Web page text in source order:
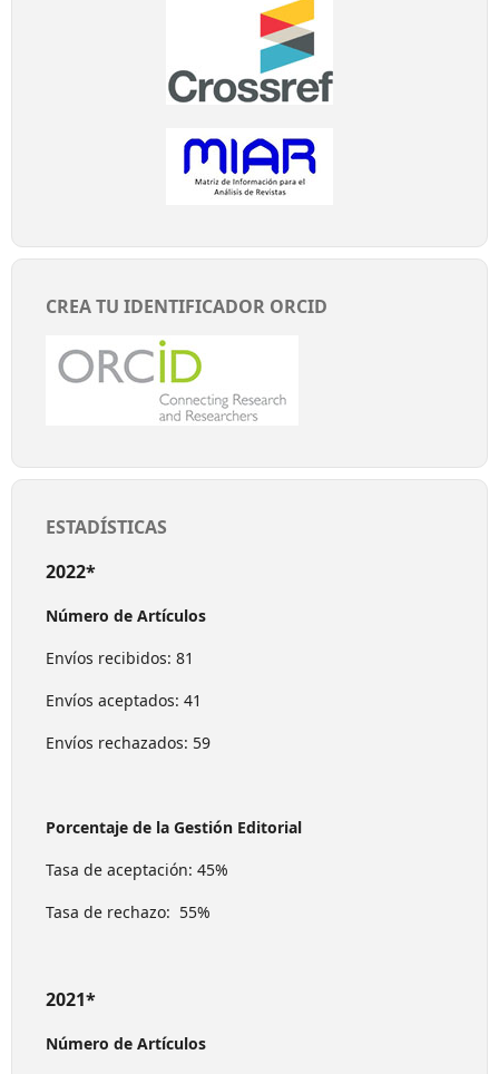
CREA TU IDENTIFICADOR ORCID
ESTADÍSTICAS
2022*
Número de Artículos
Envíos recibidos: 81
Envíos aceptados: 41
Envíos rechazados: 59
Porcentaje de la Gestión Editorial
Tasa de aceptación: 45%
Tasa de rechazo: 55%
2021*
Número de Artículos